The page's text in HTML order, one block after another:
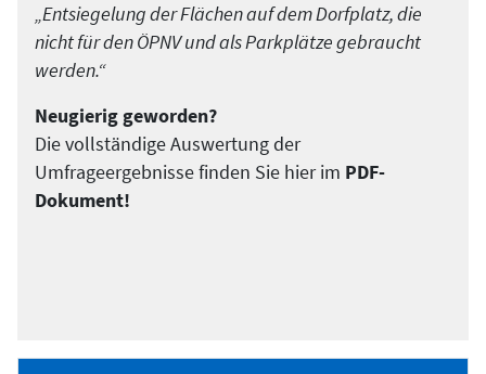
„Entsiegelung der Flächen auf dem Dorfplatz, die
nicht für den ÖPNV und als Parkplätze gebraucht
werden.“
Neugierig geworden?
Die vollständige Auswertung der
Umfrageergebnisse finden Sie hier im PDF-
Dokument!